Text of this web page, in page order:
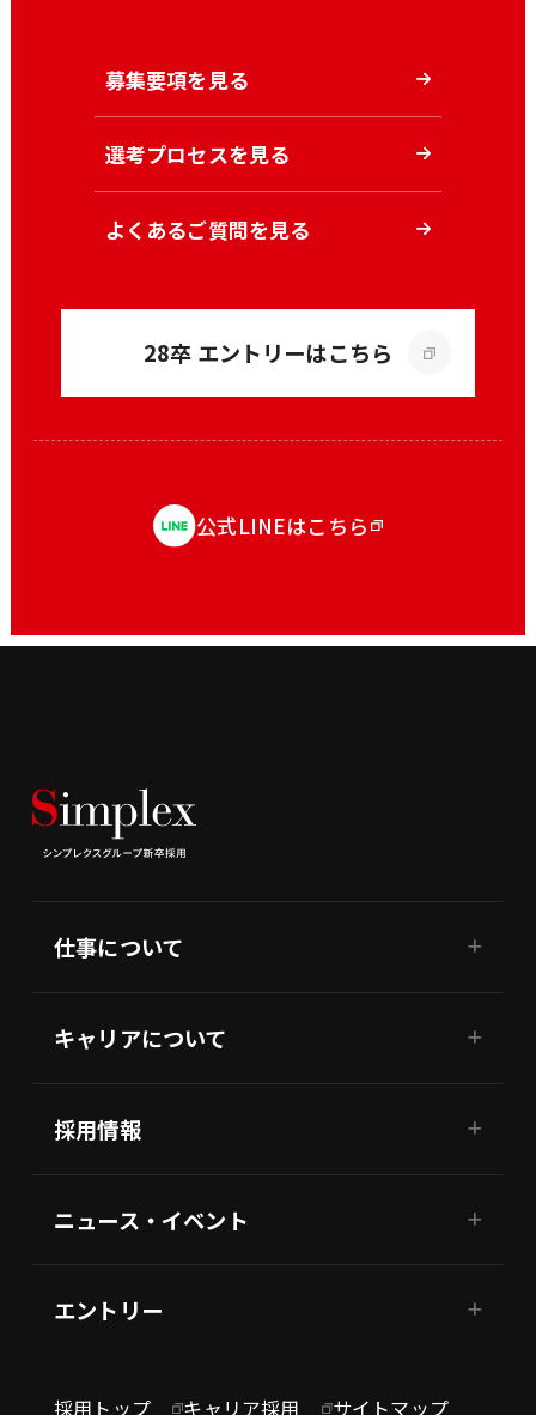
募集要項を見る
選考プロセスを見る
よくあるご質問を見る
28卒 エントリーはこちら
公式LINEはこちら
仕事について
キャリアについて
採用情報
ニュース・イベント
エントリー
採用トップ キャリア採用 サイトマップ